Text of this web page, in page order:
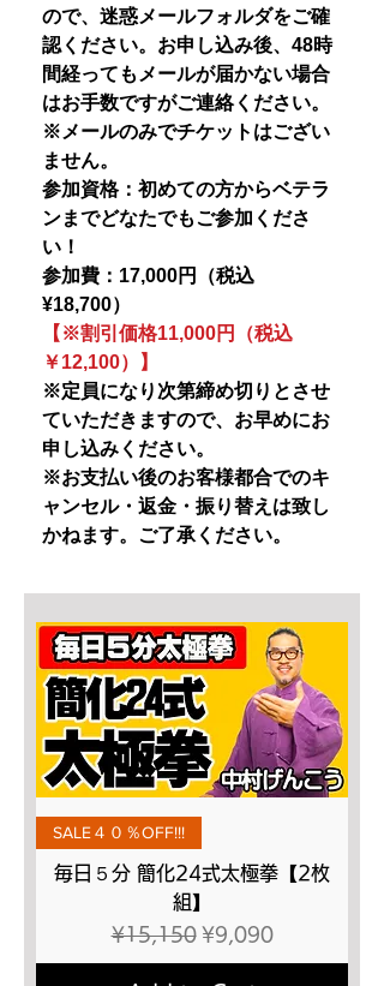
ので、迷惑メールフォルダをご確
認ください。お申し込み後、48時
間経ってもメールが届かない場合
はお手数ですがご連絡ください。
※メールのみでチケットはござい
ません。
参加資格：初めての方からベテラ
ンまでどなたでもご参加くださ
い！
参加費：17,000円（税込
¥18,700）
【※割引価格11,000円（税込
￥12,100）】
※定員になり次第締め切りとさせ
ていただきますので、お早めにお
申し込みください。
※お支払い後のお客様都合でのキ
ャンセル・返金・振り替えは致し
かねます。ご了承ください。
SALE４０％OFF!!!
毎日５分 簡化24式太極拳【2枚
組】
Regular Price
¥15,150 Sale Price
¥9,090